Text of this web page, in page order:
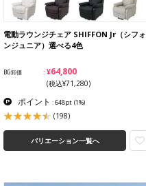
電動ラウンジチェア SHIFFON Jr（シフォ
ンジュニア）選べる4色
BG卸価 ¥64,800
(税込¥71,280)
ポイント : 648pt (1%)
(198)
バリエーション一覧へ